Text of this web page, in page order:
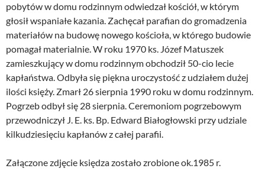
pobytów w domu rodzinnym odwiedzał kościół, w którym
głosił wspaniałe kazania. Zachęcał parafian do gromadzenia
materiałów na budowę nowego kościoła, w którego budowie
pomagał materialnie. W roku 1970 ks. Józef Matuszek
zamieszkujący w domu rodzinnym obchodził 50-cio lecie
kapłaństwa. Odbyła się piękna uroczystość z udziałem dużej
ilości księży. Zmarł 26 sierpnia 1990 roku w domu rodzinnym.
Pogrzeb odbył się 28 sierpnia. Ceremoniom pogrzebowym
przewodniczył J. E. ks. Bp. Edward Białogłowski przy udziale
kilkudziesięciu kapłanów z całej parafii.
Załączone zdjęcie księdza zostało zrobione ok.1985 r.